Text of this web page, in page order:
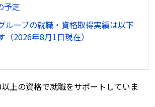
予定
ループの就職・資格取得実績は以下
（2026年8月1日現在）
上の資格で就職をサポートしていま